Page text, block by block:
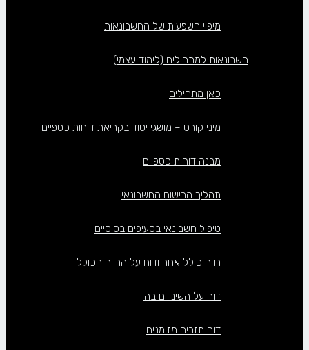
מיפוי השפעות של החשבונאות
חשבונאות למתחילים (לימוד עצמי)
כאן מתחילים
מיני קורס – מושגי יסוד בקריאת דוחות כספיים
מבנה דוחות כספיים
תהליך הרישום החשבונאי
טיפול חשבונאי בסעיפים בסיסיים
רווח כולל אחר ודוח על הרווח הכולל
דוח על השינויים בהון
דוח תזרים מזומנים